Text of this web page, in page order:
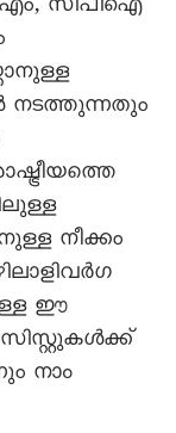
എം, സിപിഐ
നടത്തുന്നതും
നീക്കം
ഈ
നാം